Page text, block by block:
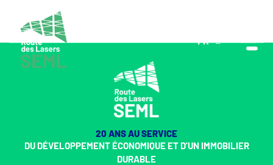
FR
EN
20 ANS AU SERVICE
DU DÉVELOPPEMENT ÉCONOMIQUE ET D’UN IMMOBILIER
DURABLE